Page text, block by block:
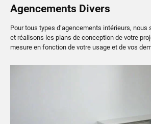
Agencements Divers
Pour tous types d’agencements intérieurs,
et réalisons les plans de conception de votre
mesure en fonction de votre usage et de vos